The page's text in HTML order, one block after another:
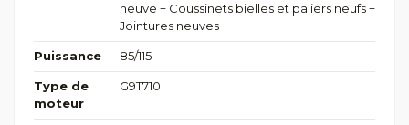
neuve + Coussinets bielles et paliers neufs +
Jointures neuves
Puissance 85/115
Type de
moteur
G9T710